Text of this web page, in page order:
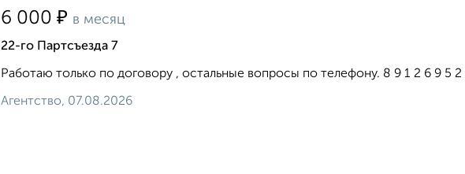
6 000 ₽ в месяц
22-го Партсъезда 7
Работаю только по договору , остальные вопросы по телефону. 8 9 1 2 6 9 5 2
Агентство, 07.08.2026